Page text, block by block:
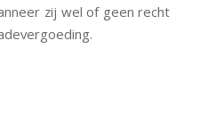
zij wel of geen recht